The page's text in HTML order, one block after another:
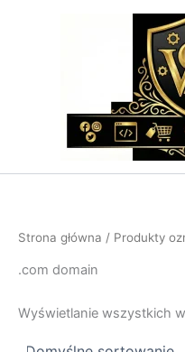
Strona główna / Produkty
.com domain
Wyświetlanie wszystkich